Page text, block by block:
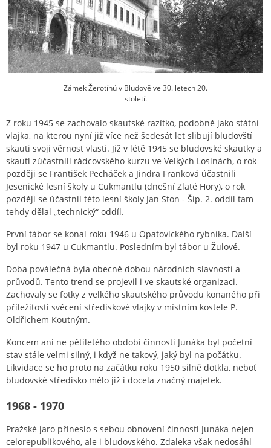
Zámek Žerotínů v Bludově ve 30. letech 20.
století.
Z roku 1945 se zachovalo skautské razítko, podobně jako státní
vlajka, na kterou nyní již více než šedesát let slibují bludovští
skauti svoji věrnost vlasti. Již v létě 1945 se bludovské skautky a
skauti zúčastnili rádcovského kurzu ve Velkých Losinách, o rok
později se František Pecháček a Jindra Franková účastnili
Jesenické lesní školy u Cukmantlu (dnešní Zlaté Hory), o rok
později se účastnil této lesní školy Jan Ston - Šíp. 2. oddíl tam
tehdy dělal „technický“ oddíl.
První tábor se konal roku 1946 u Opatovického rybníka. Další
byl roku 1947 u Cukmantlu. Posledním byl tábor u Žulové.
Doba poválečná byla obecně dobou národních slavností a
průvodů. Tento trend se projevil i ve skautské organizaci.
Zachovaly se fotky z velkého skautského průvodu konaného při
příležitosti svěcení střediskové vlajky v místním kostele P.
Oldřichem Koutným.
Koncem ani ne pětiletého období činnosti Junáka byl početní
stav stále velmi silný, i když ne takový, jaký byl na počátku.
Likvidace se ho proto na začátku roku 1950 silně dotkla, neboť
bludovské středisko mělo již i docela značný majetek.
1968 - 1970
Pražské jaro přineslo s sebou obnovení činnosti Junáka nejen
celorepublikového, ale i bludovského. Zdaleka však nedosáhl